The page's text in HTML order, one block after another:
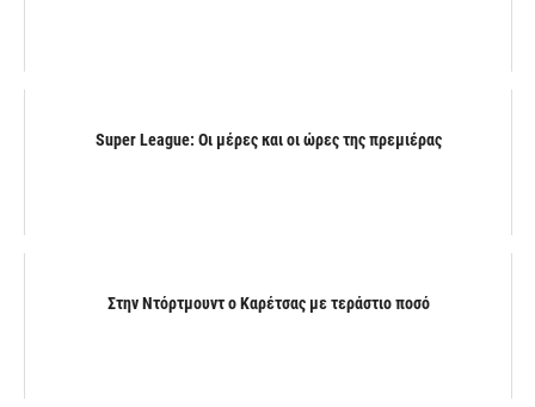
Super League: Οι μέρες και οι ώρες της πρεμιέρας
Στην Ντόρτμουντ ο Καρέτσας με τεράστιο ποσό